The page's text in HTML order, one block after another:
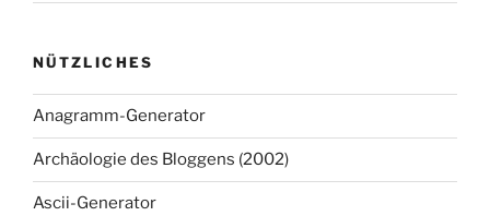
NÜTZLICHES
Anagramm-Generator
Archäologie des Bloggens (2002)
Ascii-Generator